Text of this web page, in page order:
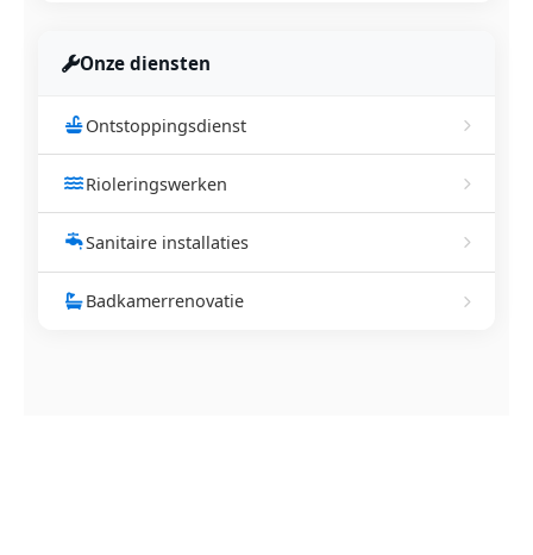
Onze diensten
Ontstoppingsdienst
Rioleringswerken
Sanitaire installaties
Badkamerrenovatie